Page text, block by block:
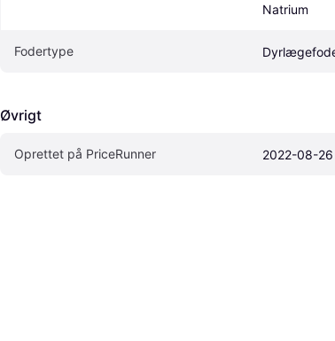
Natrium
Fodertype
Øvrigt
Oprettet på PriceRunner 2022-08-26